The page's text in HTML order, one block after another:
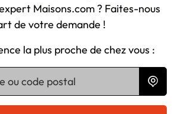
Maisons.com ? Faites-nous
de votre demande !
la plus proche de chez vous :
Chargement...